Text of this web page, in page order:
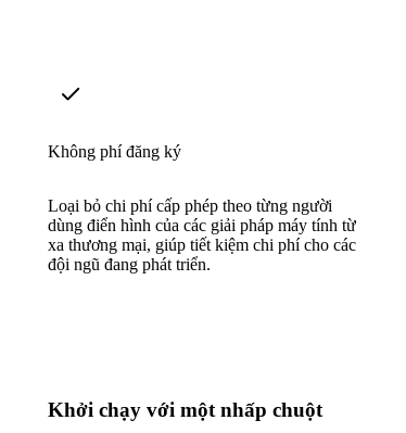
Không phí đăng ký
Loại bỏ chi phí cấp phép theo từng người
dùng điển hình của các giải pháp máy tính từ
xa thương mại, giúp tiết kiệm chi phí cho các
đội ngũ đang phát triển.
Khởi chạy với một nhấp chuột